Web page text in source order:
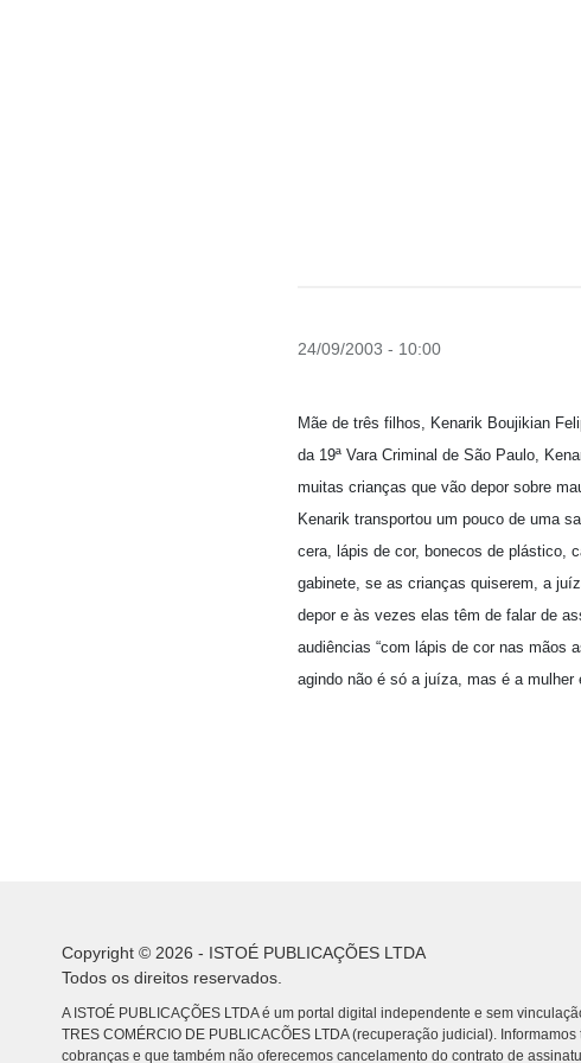
24/09/2003 - 10:00
Mãe de três filhos, Kenarik Boujikian
da 19ª Vara Criminal de São Paulo,
muitas crianças que vão depor sobre
Kenarik transportou um pouco de uma
cera, lápis de cor, bonecos de plástico,
gabinete, se as crianças quiserem, a
depor e às vezes elas têm de falar de
audiências “com lápis de cor nas mãos
agindo não é só a juíza, mas é a mulher
Copyright © 2026 - ISTOÉ PUBLICAÇÕES LTDA
Todos os direitos reservados.
A ISTOÉ PUBLICAÇÕES LTDA é um portal digital independente e sem
TRES COMÉRCIO DE PUBLICACÕES LTDA (recuperação judicial).
cobranças e que também não oferecemos cancelamento do contrato de